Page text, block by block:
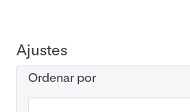
Ajustes
Ordenar por